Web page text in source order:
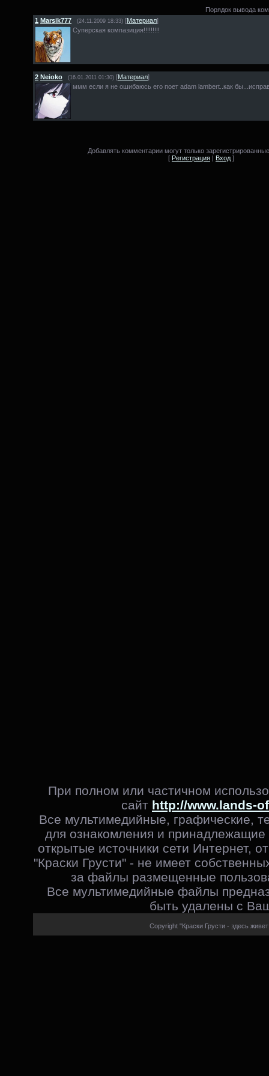
Порядок вывода
1 Marsik777 (24.11.2009 18:33) [Материал]
Суперская компазиция!!!!!!!!!
2 Neioko (16.01.2011 01:30) [Материал]
ммм если я не ошибаюсь его поет adam lambert..как
Добавлять комментарии могут только
[ Регистрация | Вход ]
При полном или частичном
сайт http://www.lands-
Все мультимедийные, графические,
для ознакомления и принадлежащие
открытые источники сети Интернет,
"Краски Грусти" - не имеет
за файлы размещенные
Все мультимедийные файлы
быть удалены с
Copyright "Краски Грусти - здесь